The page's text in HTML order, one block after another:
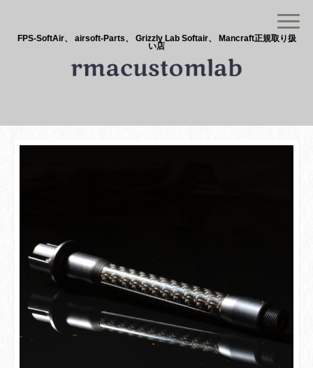
FPS-SoftAir、 airsoft-Parts、 Grizzly Lab Softair、 Mancraft正規取り扱
い店